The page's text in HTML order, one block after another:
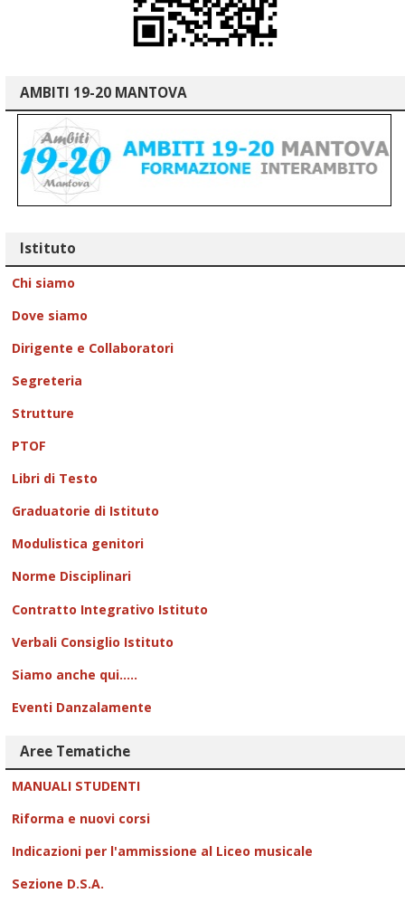
AMBITI 19-20 MANTOVA
Istituto
Chi siamo
Dove siamo
Dirigente e Collaboratori
Segreteria
Strutture
PTOF
Libri di Testo
Graduatorie di Istituto
Modulistica genitori
Norme Disciplinari
Contratto Integrativo Istituto
Verbali Consiglio Istituto
Siamo anche qui.....
Eventi Danzalamente
Aree Tematiche
MANUALI STUDENTI
Riforma e nuovi corsi
Indicazioni per l'ammissione al Liceo musicale
Sezione D.S.A.